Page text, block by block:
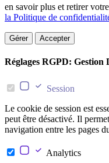
en savoir plus et retirer
la Politique de
Gérer Accepter
Réglages RGPD: Gestion
Session
Le cookie de session est
peut être désactivé. Il
navigation entre les pages
Analytics